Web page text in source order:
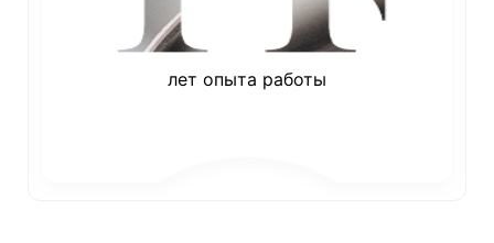
лет опыта работы